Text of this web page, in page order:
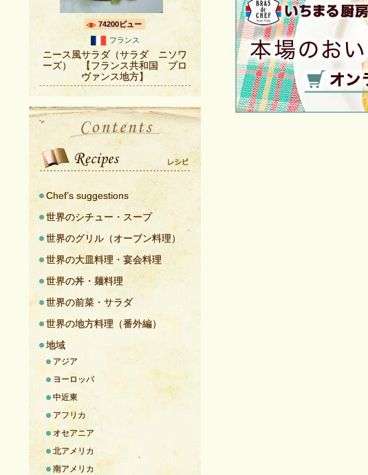
74200ビュー
フランス
ニース風サラダ（サラダ ニソワ
ーズ） 【フランス共和国 プロ
ヴァンス地方】
Chef’s suggestions
世界のシチュー・スープ
世界のグリル（オーブン料理）
世界の大皿料理・宴会料理
世界の丼・麺料理
世界の前菜・サラダ
世界の地方料理（番外編）
地域
アジア
ヨーロッパ
中近東
アフリカ
オセアニア
北アメリカ
南アメリカ